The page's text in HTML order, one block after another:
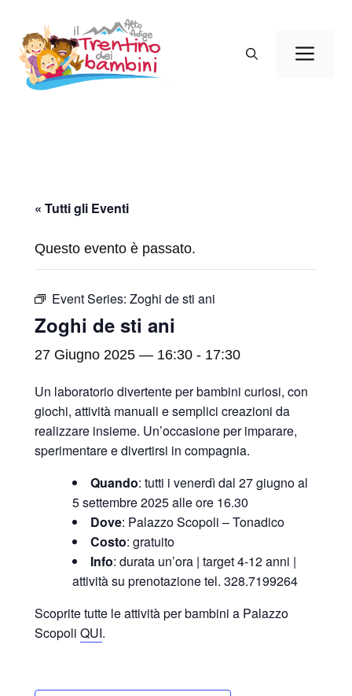
contenuto
« Tutti gli Eventi
Questo evento è passato.
Event Series: Zoghi de sti ani
Zoghi de sti ani
27 Giugno 2025 — 16:30 - 17:30
Un laboratorio divertente per bambini curiosi, con
giochi, attività manuali e semplici creazioni da
realizzare insieme. Un’occasione per imparare,
sperimentare e divertirsi in compagnia.
Quando: tutti i venerdì dal 27 giugno al
5 settembre 2025 alle ore 16.30
Dove: Palazzo Scopoli – Tonadico
Costo: gratuito
Info: durata un’ora | target 4-12 anni |
attività su prenotazione tel. 328.7199264
Scoprite tutte le attività per bambini a Palazzo
Scopoli QUI.